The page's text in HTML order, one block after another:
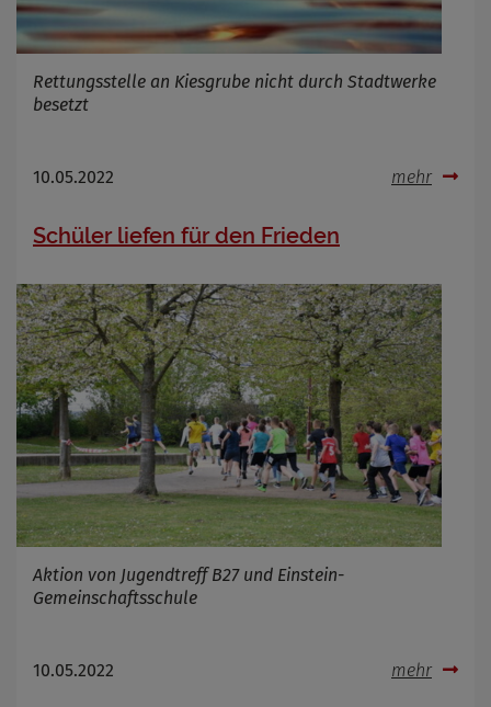
Rettungsstelle an Kiesgrube nicht durch Stadtwerke
besetzt
10.05.2022 mehr
Schüler liefen für den Frieden
Aktion von Jugendtreff B27 und Einstein-
Gemeinschaftsschule
10.05.2022 mehr